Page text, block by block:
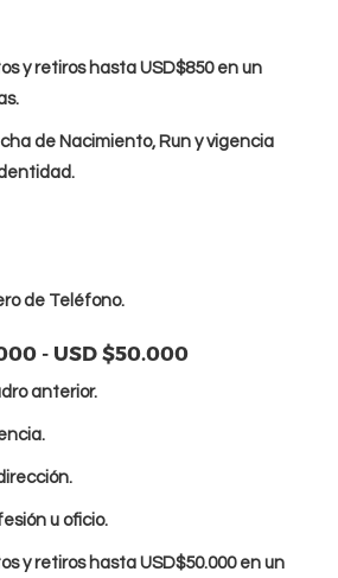
y retiros hasta USD$850 en un
de Nacimiento, Run y vigencia
de Teléfono.
- USD $50.000
anterior.
u oficio.
y retiros hasta USD$50.000 en un